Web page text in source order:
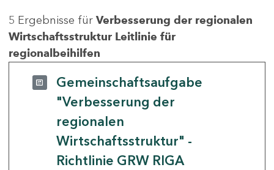
5 Ergebnisse für Verbesserung der regionalen
Wirtschaftsstruktur Leitlinie für
regionalbeihilfen
Gemeinschaftsaufgabe
"Verbesserung der
regionalen
Wirtschaftsstruktur" -
Richtlinie GRW RIGA